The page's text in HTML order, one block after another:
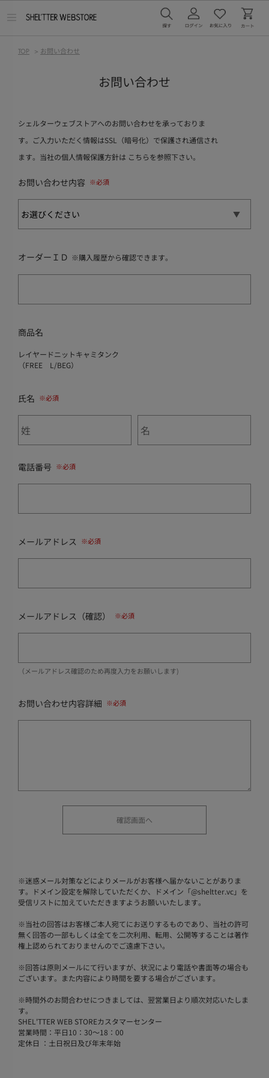
TOP > お問い合わせ
お問い合わせ
シェルターウェブストアへのお問い合わせを承っておりま
す。ご入力いただく情報はSSL（暗号化）で保護され通信され
ます。当社の個人情報保護方針は こちらを参照下さい。
お問い合わせ内容
オーダーＩＤ ※購入履歴から確認できます。
商品名
レイヤードニットキャミタンク
（FREE L/BEG）
氏名
電話番号
メールアドレス
メールアドレス（確認）
（メールアドレス確認のため再度入力をお願いします)
お問い合わせ内容詳細
※迷惑メール対策などによりメールがお客様へ届かないことがありま
す。ドメイン設定を解除していただくか、ドメイン「@sheltter.vc」を
受信リストに加えていただきますようお願いいたします。
※当社の回答はお客様ご本人宛てにお送りするものであり、当社の許可
無く回答の一部もしくは全てを二次利用、転用、公開等することは著作
権上認められておりませんのでご遠慮下さい。
※回答は原則メールにて行いますが、状況により電話や書面等の場合も
ございます。また内容により時間を要する場合がございます。
※時間外のお問合わせにつきましては、翌営業日より順次対応いたしま
す。
SHEL'TTER WEB STOREカスタマーセンター
営業時間：平日10：30～18：00
定休日 ：土日祝日及び年末年始